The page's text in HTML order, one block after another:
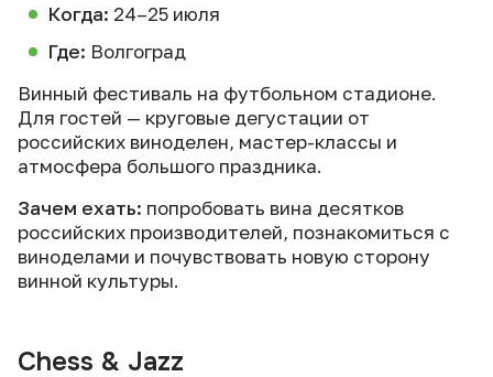
Когда: 24–25 июля
Где: Волгоград
Винный фестиваль на футбольном стадионе.
Для гостей — круговые дегустации от
российских виноделен, мастер-классы и
атмосфера большого праздника.
Зачем ехать: попробовать вина десятков
российских производителей, познакомиться с
виноделами и почувствовать новую сторону
винной культуры.
Chess & Jazz